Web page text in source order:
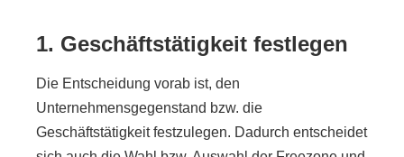
1. Geschäftstätigkeit festlegen
Die Entscheidung vorab ist, den
Unternehmensgegenstand bzw. die
Geschäftstätigkeit festzulegen. Dadurch entscheidet